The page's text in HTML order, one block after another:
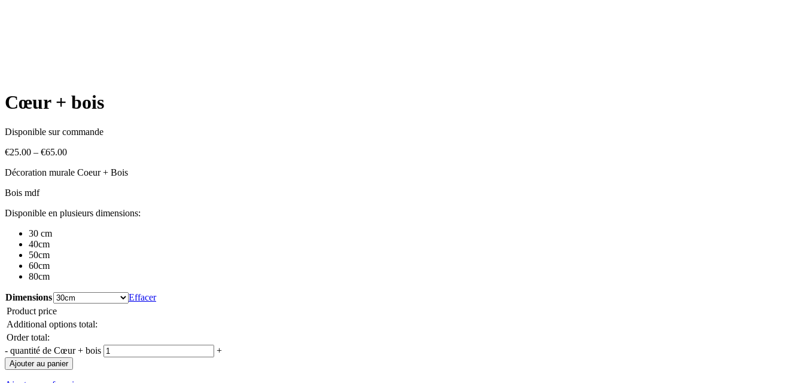
Cœur + bois
Disponible sur commande
€25.00 – €65.00
Décoration murale Coeur + Bois
Bois mdf
Disponible en plusieurs dimensions:
30 cm
40cm
50cm
60cm
80cm
Dimensions
Effacer
Product price
Additional options total:
Order total:
- quantité de Cœur + bois +
Ajouter au panier